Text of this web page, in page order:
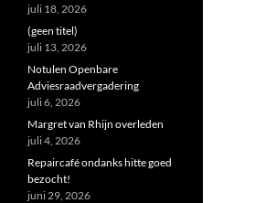
juli 18, 2026
(geen titel)
juli 13, 2026
Notulen Openbare
Adviesraadvergadering
juli 6, 2026
Margret van Rhijn overleden
juli 4, 2026
Repaircafé ondanks hitte goed
bezocht!
juni 29, 2026